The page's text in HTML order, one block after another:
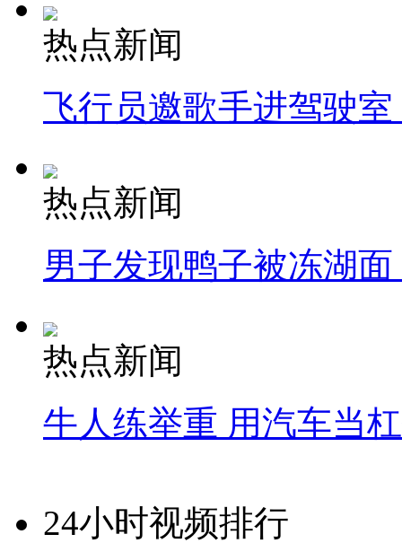
热点新闻
飞行员邀歌手进驾驶
热点新闻
男子发现鸭子被冻湖
热点新闻
牛人练举重 用汽车当
24小时视频排行